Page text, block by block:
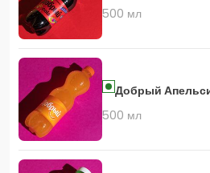
500 мл
Добрый
500 мл